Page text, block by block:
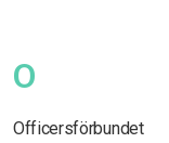
O
Officersförbundet